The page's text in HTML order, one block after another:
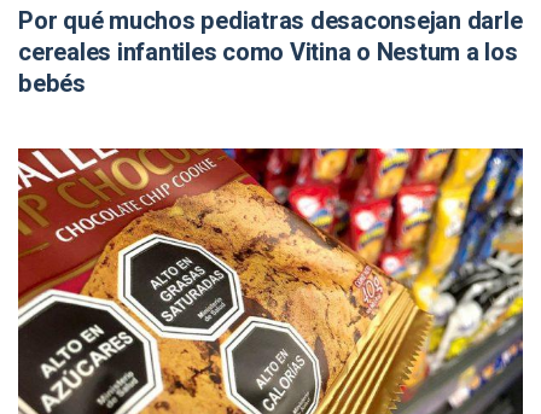
Por qué muchos pediatras desaconsejan darle
cereales infantiles como Vitina o Nestum a los
bebés